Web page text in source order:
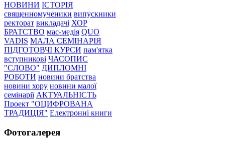
НОВИНИ ІСТОРІЯ
священномученики випускники
ректорат викладачі ХОР
БРАТСТВО мас-медія QUO
VADIS МАЛА СЕМІНАРІЯ
ПІДГОТОВЧІ КУРСИ пам'ятка
вступникові ЧАСОПИС
"СЛОВО" ДИПЛОМНІ
РОБОТИ новини братства
новини хору новини малої
семінарії АКТУАЛЬНІСТЬ
Проект "ОЦИФРОВАНА
ТРАДИЦІЯ" Електронні книги
Фотогалерея